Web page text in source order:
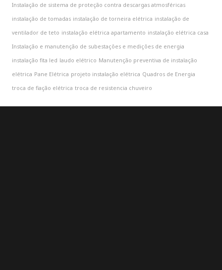
Instalação de sistema de proteção contra descargas atmosféricas
instalação de tomadas instalação de torneira elétrica instalação de
ventilador de teto instalação elétrica apartamento instalação elétrica casa
Instalação e manutenção de subestações e medições de energia
instalação fita led laudo elétrico Manutenção preventiva de instalação
elétrica Pane Elétrica projeto instalação elétrica Quadros de Energia
troca de fiação elétrica troca de resistencia chuveiro